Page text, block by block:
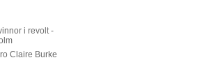
i revolt -
Claire Burke